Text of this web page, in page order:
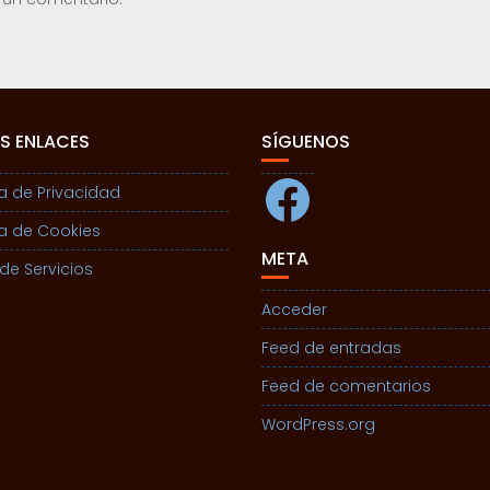
ENLACES
de Privacidad
de Cookies
Servicios
SÍGUENOS
Facebook
META
Acceder
Feed de entradas
Feed de comentarios
WordPress.org